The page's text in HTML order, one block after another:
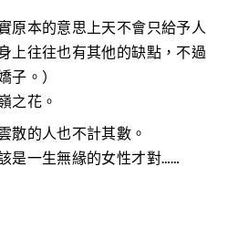
原本的意思上天不會只給予人
上往往也有其他的缺點，不過
。）
之花。
散的人也不計其數。
是一生無緣的女性才對……